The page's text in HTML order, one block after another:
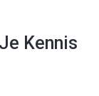
Kennis